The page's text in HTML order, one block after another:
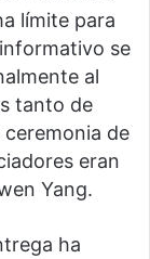
límite para
se
al
tanto de
de
eran
Yang.
ha